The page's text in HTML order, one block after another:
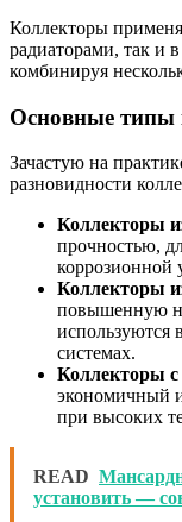
Коллекторы
радиаторами, так и
комбинируя
Основные типы
Зачастую на
разновидности
Коллекторы
прочностью,
коррозионной
Коллекторы
повышенную
используются
системах.
Коллекторы
экономичный
при высоких
READ
установить —